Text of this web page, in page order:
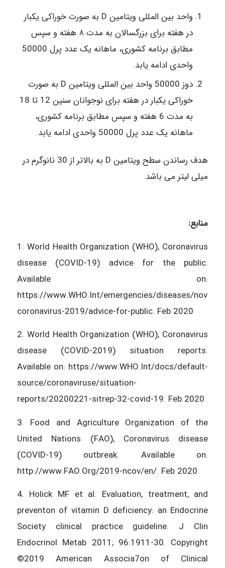
واحد بین المللی ویتامین D به صورت خوراکی یکبار
در هفته برای بزرگسالان به مدت ۸ هفته و سپس
مطابق برنامه کشوری، ماهانه یک عدد پرل 50000
واحدی ادامه یابد.
دوز 50000 واحد بین المللی ویتامین D به صورت
خوراکی یکبار در هفته برای نوجوانان سنین 12 تا 18
به مدت 6 هفته و سپس مطابق برنامه کشوری،
ماهانه یک عدد پرل 50000 واحدی ادامه یابد.
هدف رساندن سطح ویتامین D به بالاتر از 30 نانوگرم در
میلی لیتر می باشد.
منابع:
1. World Health Organization (WHO), Coronavirus
disease (COVID-19) advice for the public.
Available on:
https://www.WHO.Int/emergencies/diseases/novel-
coronavirus-2019/advice-for-public. Feb 2020
2. World Health Organization (WHO), Coronavirus
disease (COVID-2019) situation reports.
Available on: https://www.WHO.Int/docs/default-
source/coronaviruse/situation-
reports/20200221-sitrep-32-сovid-19. Feb 2020
3. Food and Agriculture Organization of the
United Nations (FAO), Coronavirus disease
(COVID-19) outbreak. Available on:
http://www.FAO.Org/2019-ncov/en/. Feb 2020
4. Holick MF et al. Evaluation, treatment, and
preventon of vitamin D deficiency: an Endocrine
Society clinical practice guideline. J Clin
Endocrinol Metab 2011; 96:1911-30. Copyright
©2019 American Associa7on of Clinical